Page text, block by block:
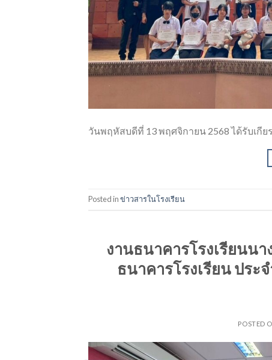
วันพฤหัสบดีที่ 13 พฤศจิกายน 2568 ได้รับเกี
Posted inข่าวสารในโรงเรียน
งานธนาคารโรงเรียนน
ธนาคารโรงเรียน ประ
POSTED